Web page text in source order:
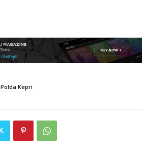
Polda Kepri